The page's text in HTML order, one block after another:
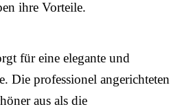
ihre Vorteile.
für eine elegante und
Die professionel angerichteten
aus als die